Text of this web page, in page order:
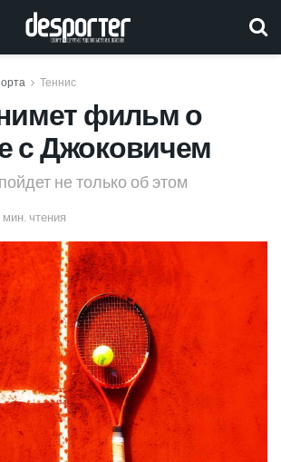
Теннис
фильм о
с Джоковичем
не только об этом
чтения